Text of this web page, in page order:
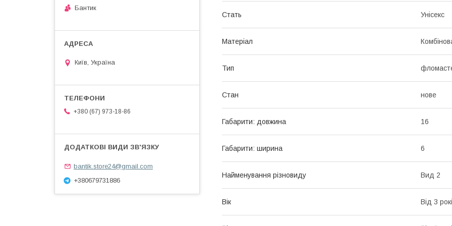
Стать Унісекс
Матеріал
Тип
Стан нове
Габарити: довжина 16
Габарити: ширина 6
Найменування різновиду Вид 2
Вік Від 3
Бантик
Київ, Україна
+380 (67) 973-18-86
bantik.store24@gmail.com
+380679731886